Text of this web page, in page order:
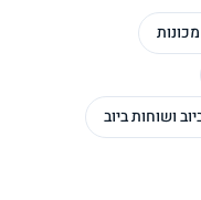
ושוחות ביוב